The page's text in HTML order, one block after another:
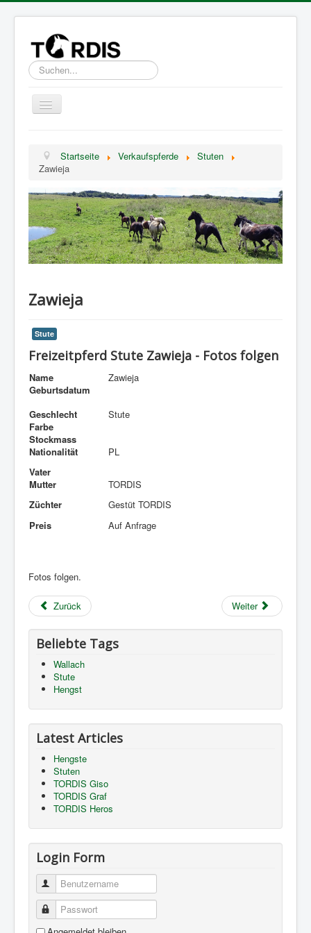
Suchen...
Toggle
Verkaufspferde
Kontakt & Impressum
Startseite Verkaufspferde
Stuten
Zawieja
Zawieja
Stute
Freizeitpferd Stute Zawieja - Fotos folgen
Name
Geburtsdatum
Zawieja
Geschlecht
Farbe
Stockmass
Nationalität
Stute
PL
Vater
Mutter
TORDIS
Züchter
Gestüt TORDIS
Preis
Auf Anfrage
Fotos folgen.
Zurück Weiter
Beliebte Tags
Wallach
Stute
Hengst
Latest Articles
Hengste
Stuten
TORDIS Giso
TORDIS Graf
TORDIS Heros
Login Form
Benutzername
Passwort